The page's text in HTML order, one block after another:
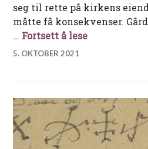
seg til rette på kirkens
måtte få konsekvenser.
… Fortsett å leseUlovlig
5. OKTOBER 2021